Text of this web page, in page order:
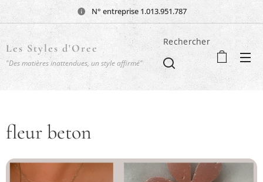
N° entreprise 1.013.951.787
Les Styles d'Oree
"Des matières inattendues, un style affirmé"
Rechercher
fleur beton